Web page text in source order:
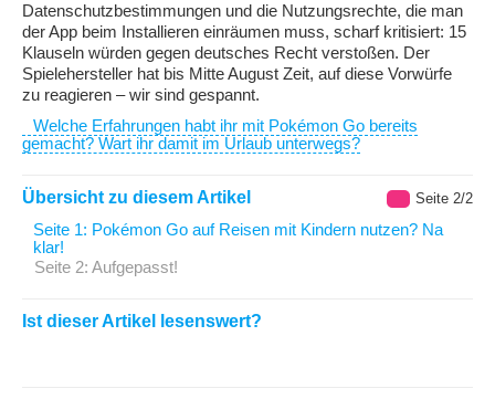
Datenschutzbestimmungen und die Nutzungsrechte, die man
der App beim Installieren einräumen muss, scharf kritisiert: 15
Klauseln würden gegen deutsches Recht verstoßen. Der
Spielehersteller hat bis Mitte August Zeit, auf diese Vorwürfe
zu reagieren – wir sind gespannt.
Welche Erfahrungen habt ihr mit Pokémon Go bereits
gemacht? Wart ihr damit im Urlaub unterwegs?
Seite 2/2
Übersicht zu diesem Artikel
Seite 1: Pokémon Go auf Reisen mit Kindern nutzen? Na
klar!
Seite 2: Aufgepasst!
Ist dieser Artikel lesenswert?